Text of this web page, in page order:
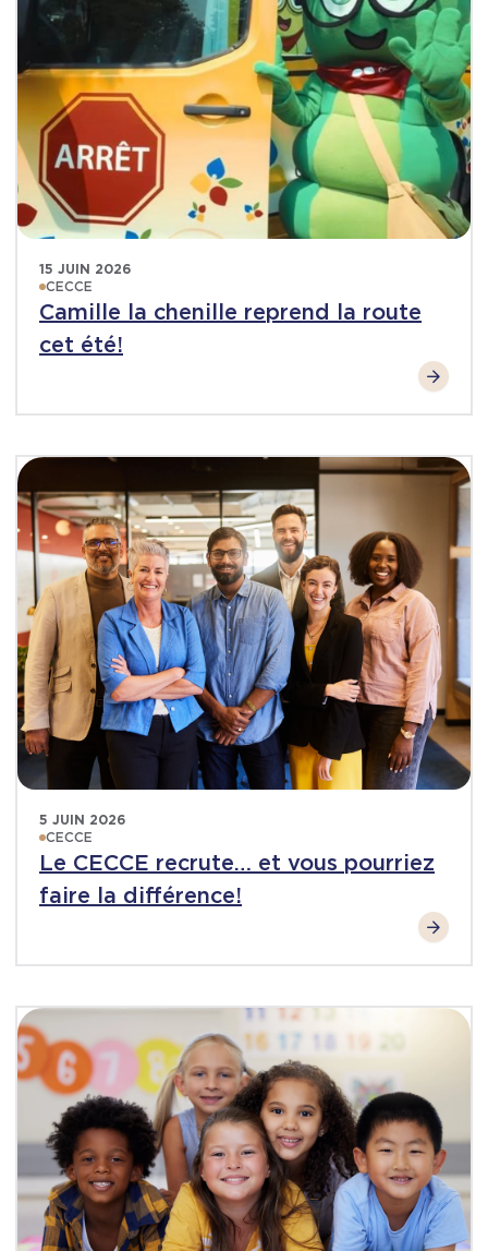
15 JUIN 2026
CECCE
Camille la chenille reprend la route
cet été!
5 JUIN 2026
CECCE
Le CECCE recrute… et vous pourriez
faire la différence!